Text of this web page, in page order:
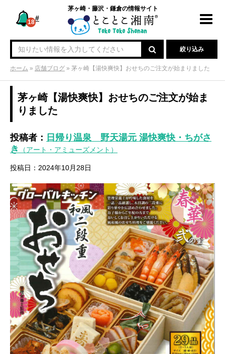
#
18
茅ヶ崎・藤沢・鎌倉の情報サイト
絞り込み
ホーム » 店舗ブログ » 茅ヶ崎【湯快爽快】おせちのご注文が始まりました
茅ヶ崎【湯快爽快】おせちのご注文が始ま
りました
投稿者： 日帰り温泉 野天湯元 湯快爽快・ちがさ
き
（アート・アミューズメント）
投稿日：2024年10月28日